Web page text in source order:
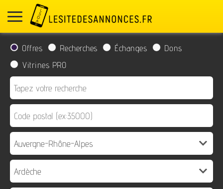
Offres Recherches Échanges
Dons
Vitrines PRO